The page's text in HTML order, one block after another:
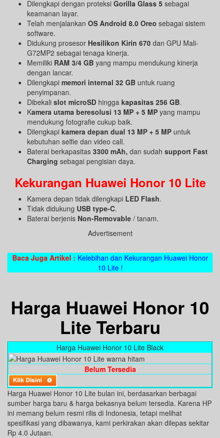
Dilengkapi dengan proteksi Gorilla Glass 5 sebagai
keamanan layar.
Telah menjalankan OS Android 8.0 Oreo sebagai sistem
software.
Didukung prosesor Hesilikon Kirin 670 dan GPU Mali-
G72MP2 sebagai tenaga kinerja.
Memiliki RAM 3/4 GB yang mampu mendukung kinerja
dengan lancar.
Dilengkapi memori internal 32 GB untuk ruang
penyimpanan.
Dibekali slot microSD hingga kapasitas 256 GB.
Kamera utama beresolusi 13 MP + 5 MP yang mampu
mendukung fotografie cukup baik.
Dilengkapi kamera depan dual 13 MP + 5 MP untuk
kebutuhan selfie dan video call.
Baterai berkapasitas 3300 mAh, dan sudah support Fast
Charging sebagai pengisian daya.
Kekurangan Huawei Honor 10 Lite
Kamera depan tidak dilengkapi LED Flash.
Tidak didukung USB type-C.
Baterai berjenis Non-Removable / tanam.
Advertisement
Baca Juga Artikel : Kelebihan dan Kekurangan Huawei Honor
10 Lite !
Harga Huawei Honor 10
Lite Terbaru
Harga Huawei Honor 10 Lite Black
Belum Tersedia
Harga Huawei Honor 10 Lite bulan ini, berdasarkan berbagai
sumber harga baru & harga bekasnya belum tersedia. Karena HP
ini memang belum resmi rilis di Indonesia, tetapi melihat
spesifikasi yang dibawanya, kami perkirakan akan dilepas sekitar
Rp 4.0 Jutaan.